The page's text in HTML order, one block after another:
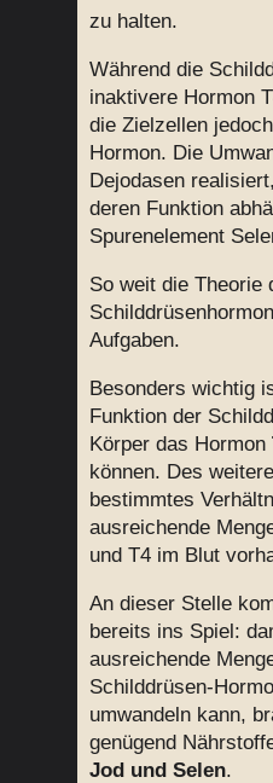
zu halten.
Während die
inaktivere Hormon
die Zielzellen
Hormon. Die
Dejodasen
deren Funktion
Spurenelement
So weit die Theorie
Aufgaben.
Besonders wichtig
Funktion der
Körper das Hormon
können. Des
bestimmtes
ausreichende
und T4 im Blut
An dieser Stelle
bereits ins Spiel:
ausreichende
Schilddrüsen-
umwandeln kann,
genügend
Jod und Selen.